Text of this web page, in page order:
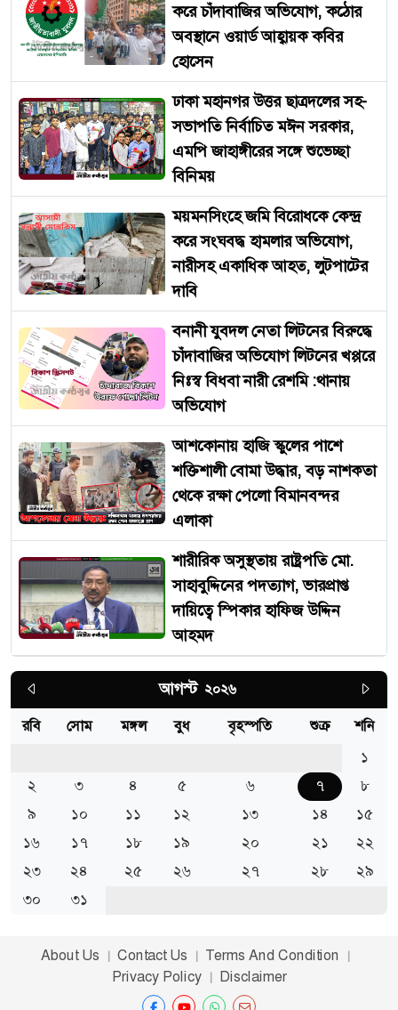
করে চাঁদাবাজির অভিযোগ, কঠোর
অবস্থানে ওয়ার্ড আহ্বায়ক কবির
হোসেন
ঢাকা মহানগর উত্তর ছাত্রদলের সহ-
সভাপতি নির্বাচিত মঈন সরকার,
এমপি জাহাঙ্গীরের সঙ্গে শুভেচ্ছা
বিনিময়
ময়মনসিংহে জমি বিরোধকে কেন্দ্র
করে সংঘবদ্ধ হামলার অভিযোগ,
নারীসহ একাধিক আহত, লুটপাটের
দাবি
বনানী যুবদল নেতা লিটনের বিরুদ্ধে
চাঁদাবাজির অভিযোগ লিটনের খপ্পরে
নিঃস্ব বিধবা নারী রেশমি :থানায়
অভিযোগ
আশকোনায় হাজি স্কুলের পাশে
শক্তিশালী বোমা উদ্ধার, বড় নাশকতা
থেকে রক্ষা পেলো বিমানবন্দর
এলাকা
শারীরিক অসুস্থতায় রাষ্ট্রপতি মো.
সাহাবুদ্দিনের পদত্যাগ, ভারপ্রাপ্ত
দায়িত্বে স্পিকার হাফিজ উদ্দিন
আহমদ
আগস্ট 2026
রবি সোম মঙ্গল বুধ বৃহস্পতি শুক্র শনি
1
2
3 4 5 6 7
8
9
10 11 12 13 14
15
16
17 18 19 20 21
22
23
24 25 26 27 28
29
30
31
About Us Contact Us
Terms And Condition
Privacy Policy
Disclaimer